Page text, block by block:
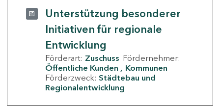
Unterstützung besonderer
Initiativen für regionale
Entwicklung
Förderart: Zuschuss Fördernehmer:
Öffentliche Kunden
Kommunen
Förderzweck: Städtebau und
Regionalentwicklung